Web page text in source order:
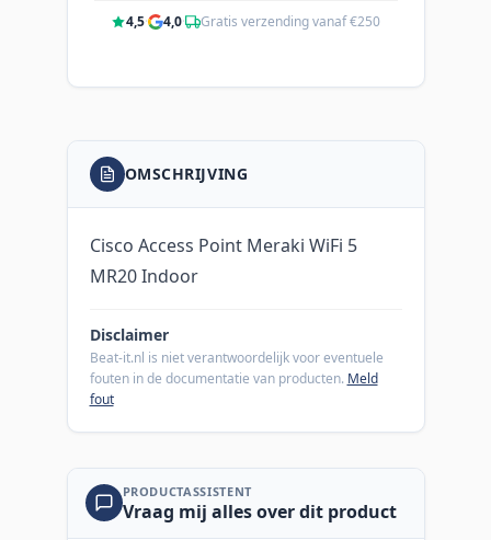
4,5· 4,0· Gratis verzending vanaf €250
OMSCHRIJVING
Cisco Access Point Meraki WiFi 5
MR20 Indoor
Disclaimer
Beat-it.nl is niet verantwoordelijk voor eventuele
fouten in de documentatie van producten. Meld
fout
PRODUCTASSISTENT
Vraag mij alles over dit product